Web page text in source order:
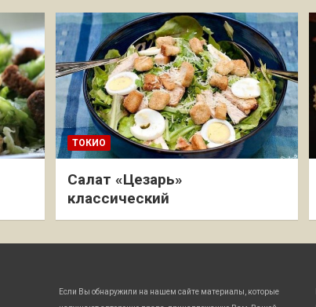
ТОКИО
Салат «Цезарь»
классический
Если Вы обнаружили на нашем сайте материалы, которые